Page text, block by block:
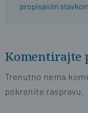
propisanim
Komentirajte
Trenutno nema
pokrenite raspravu.